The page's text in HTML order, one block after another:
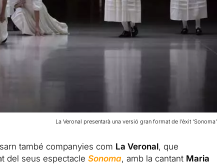
La Veronal presentarà una versió gran format de l’èxit ‘Sonoma’
també companyies com La Veronal, que
del seus espectacle Sonoma, amb la cantant Maria